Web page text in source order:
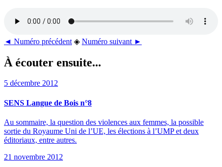
◄ Numéro précédent ◈ Numéro suivant ►
À écouter ensuite...
5 décembre 2012
SENS Langue de Bois n°8
Au sommaire, la question des violences aux femmes, la possible
sortie du Royaume Uni de l’UE, les élections à l’UMP et deux
éditoriaux, entre autres.
21 novembre 2012